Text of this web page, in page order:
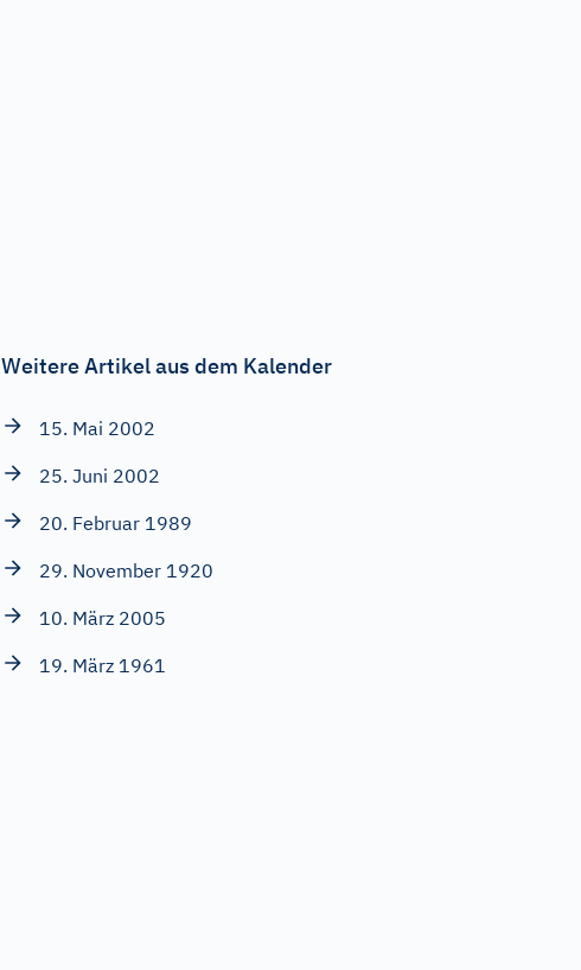
Weitere Artikel aus dem Kalender
15. Mai 2002
25. Juni 2002
20. Februar 1989
29. November 1920
10. März 2005
19. März 1961